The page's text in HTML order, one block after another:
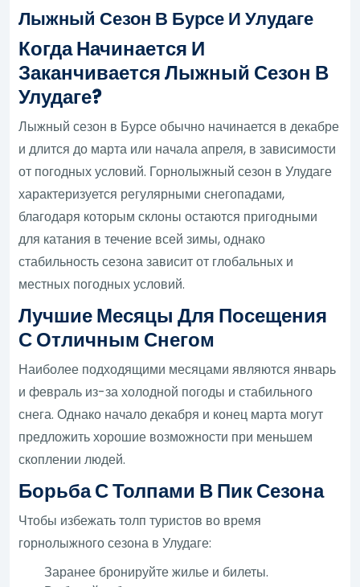
Лыжный Сезон В Бурсе И Улудаге
Когда Начинается И
Заканчивается Лыжный Сезон В
Улудаге?
Лыжный сезон в Бурсе обычно начинается в декабре
и длится до марта или начала апреля, в зависимости
от погодных условий. Горнолыжный сезон в Улудаге
характеризуется регулярными снегопадами,
благодаря которым склоны остаются пригодными
для катания в течение всей зимы, однако
стабильность сезона зависит от глобальных и
местных погодных условий.
Лучшие Месяцы Для Посещения
С Отличным Снегом
Наиболее подходящими месяцами являются январь
и февраль из-за холодной погоды и стабильного
снега. Однако начало декабря и конец марта могут
предложить хорошие возможности при меньшем
скоплении людей.
Борьба С Толпами В Пик Сезона
Чтобы избежать толп туристов во время
горнолыжного сезона в Улудаге:
Заранее бронируйте жилье и билеты.